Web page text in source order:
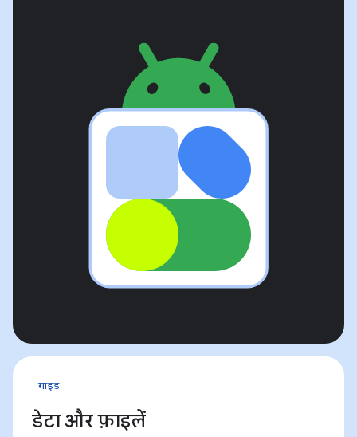
गाइड
डेटा और फ़ाइलें